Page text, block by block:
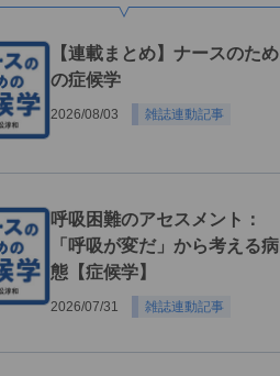
【連載まとめ】ナースのため
の症候学
2026/08/03 雑誌連動記事
呼吸困難のアセスメント：
「呼吸が変だ」から考える病
態【症候学】
2026/07/31 雑誌連動記事